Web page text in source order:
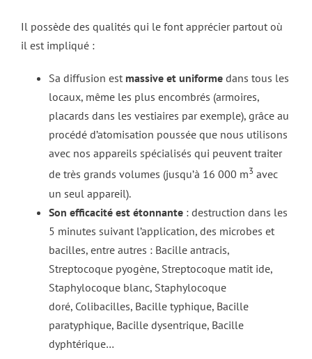
Il possède des qualités qui le font apprécier partout où
il est impliqué :
Sa diffusion est massive et uniforme dans tous les
locaux, même les plus encombrés (armoires,
placards dans les vestiaires par exemple), grâce au
procédé d’atomisation poussée que nous utilisons
avec nos appareils spécialisés qui peuvent traiter
de très grands volumes (jusqu’à 16 000 m3 avec
un seul appareil).
Son efficacité est étonnante : destruction dans les
5 minutes suivant l’application, des microbes et
bacilles, entre autres : Bacille antracis,
Streptocoque pyogène, Streptocoque matit ide,
Staphylocoque blanc, Staphylocoque
doré, Colibacilles, Bacille typhique, Bacille
paratyphique, Bacille dysentrique, Bacille
dyphtérique…